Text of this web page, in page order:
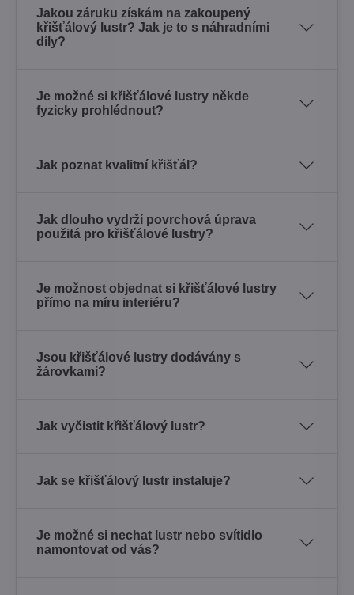
Jakou záruku získám na zakoupený
křišťálový lustr? Jak je to s náhradními
díly?
Je možné si křišťálové lustry někde
fyzicky prohlédnout?
Jak poznat kvalitní křišťál?
Jak dlouho vydrží povrchová úprava
použitá pro křišťálové lustry?
Je možnost objednat si křišťálové lustry
přímo na míru interiéru?
Jsou křišťálové lustry dodávány s
žárovkami?
Jak vyčistit křišťálový lustr?
Jak se křišťálový lustr instaluje?
Je možné si nechat lustr nebo svítidlo
namontovat od vás?